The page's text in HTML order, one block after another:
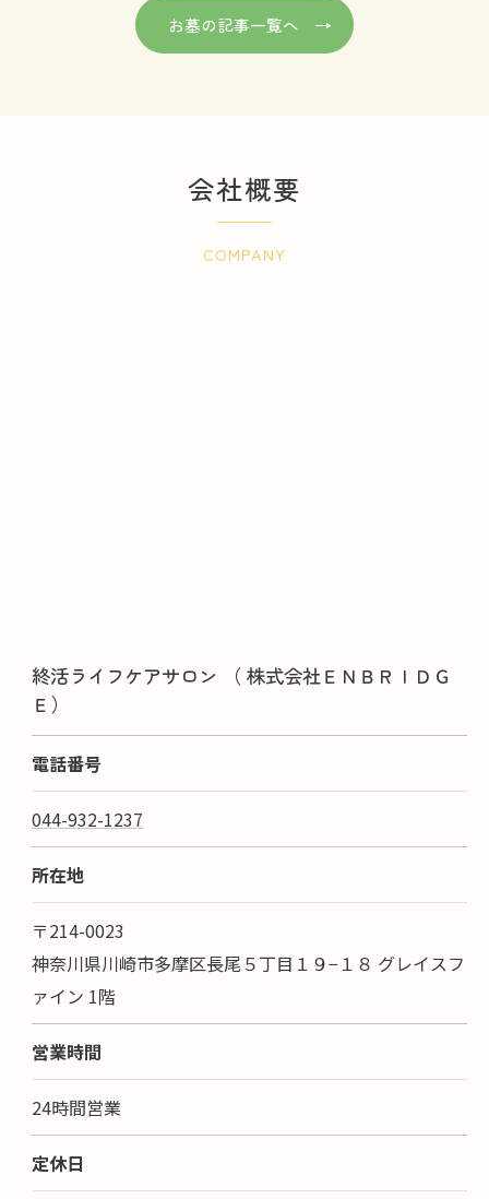
お墓の記事一覧へ
会社概要
COMPANY
終活ライフケアサロン （ 株式会社ＥＮＢＲＩＤＧ
Ｅ）
電話番号
044-932-1237
所在地
〒214-0023
神奈川県川崎市多摩区長尾５丁目１９−１８ グレイスフ
ァイン 1階
営業時間
24時間営業
定休日